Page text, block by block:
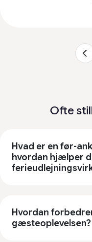
Ofte
Hvad er en før-
hvordan hjælper
Hvordan
gæsteoplevelsen?